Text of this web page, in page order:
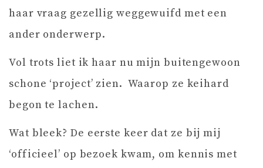
haar vraag gezellig weggewuifd met een
ander onderwerp.
Vol trots liet ik haar nu mijn buitengewoon
schone ‘project’ zien. Waarop ze keihard
begon te lachen.
Wat bleek? De eerste keer dat ze bij mij
‘officieel’ op bezoek kwam, om kennis met